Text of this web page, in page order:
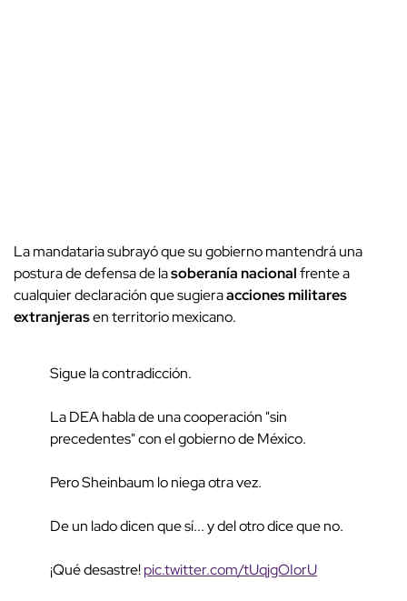
La mandataria subrayó que su gobierno mantendrá una
postura de defensa de lasoberanía nacionalfrente a
cualquier declaración que sugieraacciones militares
extranjerasen territorio mexicano.
Sigue la contradicción.
La DEA habla de una cooperación "sin
precedentes" con el gobierno de México.
Pero Sheinbaum lo niega otra vez.
De un lado dicen que sí... y del otro dice que no.
¡Qué desastre!pic.twitter.com/tUqjgOIorU